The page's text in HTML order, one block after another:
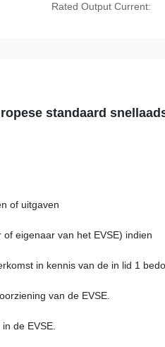
Rated Output Current:
standaard
of uitgaven
eigenaar van het EVSE) indien
in kennis van de in lid 1
van de EVSE.
de EVSE.